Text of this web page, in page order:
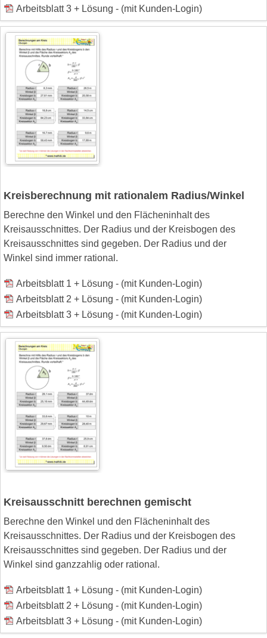
Arbeitsblatt 3 + Lösung - (mit Kunden-Login)
Kreisberechnung mit rationalem Radius/Winkel
Berechne den Winkel und den Flächeninhalt des
Kreisausschnittes. Der Radius und der Kreisbogen des
Kreisausschnittes sind gegeben. Der Radius und der
Winkel sind immer rational.
Arbeitsblatt 1 + Lösung - (mit Kunden-Login)
Arbeitsblatt 2 + Lösung - (mit Kunden-Login)
Arbeitsblatt 3 + Lösung - (mit Kunden-Login)
Kreisausschnitt berechnen gemischt
Berechne den Winkel und den Flächeninhalt des
Kreisausschnittes. Der Radius und der Kreisbogen des
Kreisausschnittes sind gegeben. Der Radius und der
Winkel sind ganzzahlig oder rational.
Arbeitsblatt 1 + Lösung - (mit Kunden-Login)
Arbeitsblatt 2 + Lösung - (mit Kunden-Login)
Arbeitsblatt 3 + Lösung - (mit Kunden-Login)